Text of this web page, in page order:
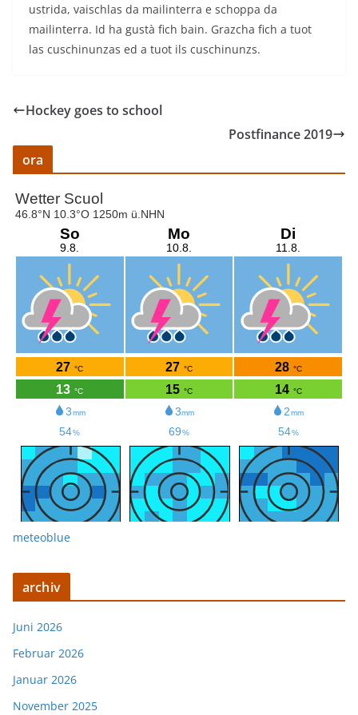
ustrida, vaischlas da mailinterra e schoppa da
mailinterra. Id ha gustà fich bain. Grazcha fich a tuot
las cuschinunzas ed a tuot ils cuschinunzs.
Hockey goes to school
Postfinance 2019
ora
meteoblue
archiv
Juni 2026
Februar 2026
Januar 2026
November 2025